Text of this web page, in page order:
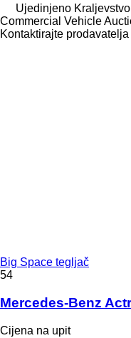
Ujedinjeno
Commercial Vehicle
Kontaktirajte prodavatelja
Big Space tegljač
54
Mercedes-Benz
Cijena na upit